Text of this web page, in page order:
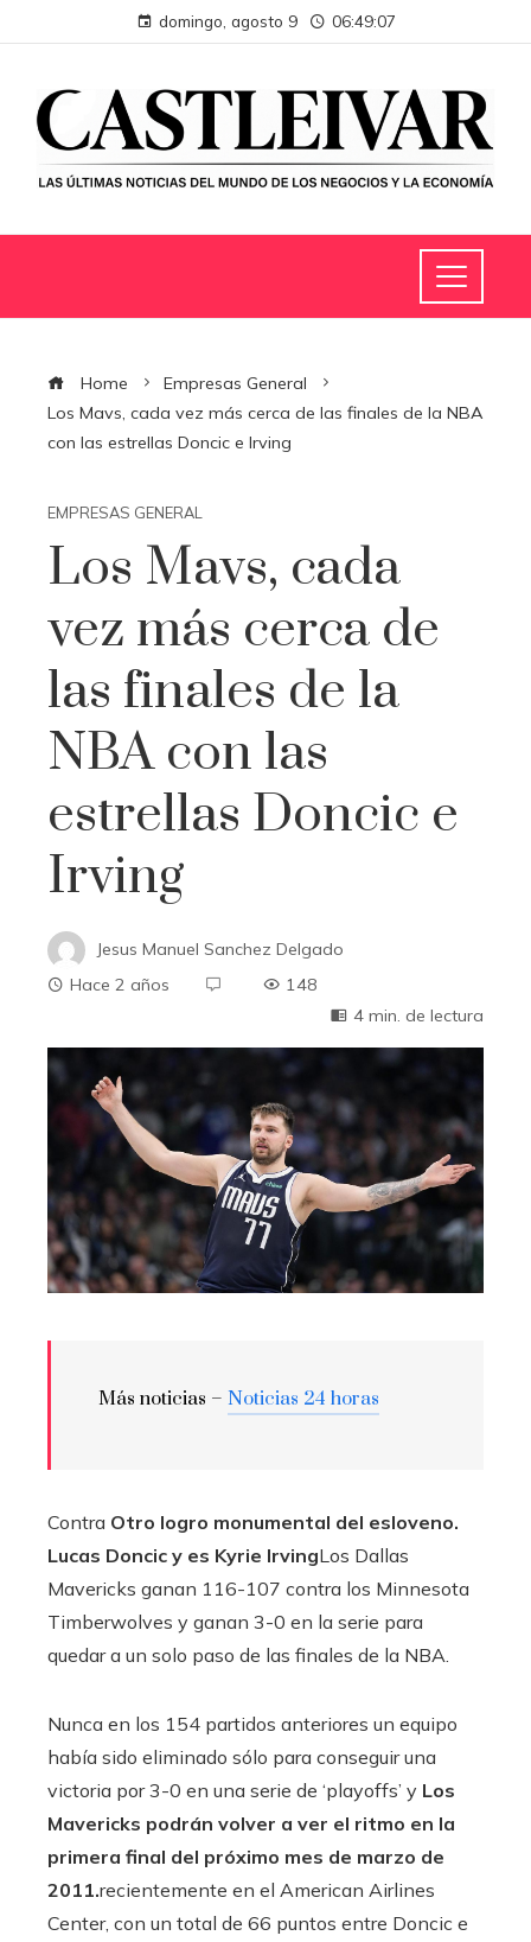
domingo, agosto 9 06:49:08
Home
Empresas General
Los Mavs, cada vez más cerca de las finales de la NBA
con las estrellas Doncic e Irving
EMPRESAS GENERAL
Los Mavs, cada
vez más cerca de
las finales de la
NBA con las
estrellas Doncic e
Irving
Jesus Manuel Sanchez Delgado
Hace 2 años
148
4 min. de lectura
Más noticias – Noticias 24 horas
Contra Otro logro monumental del esloveno.
Lucas Doncic y es Kyrie IrvingLos Dallas
Mavericks ganan 116-107 contra los Minnesota
Timberwolves y ganan 3-0 en la serie para
quedar a un solo paso de las finales de la NBA.
Nunca en los 154 partidos anteriores un equipo
había sido eliminado sólo para conseguir una
victoria por 3-0 en una serie de ‘playoffs’ y Los
Mavericks podrán volver a ver el ritmo en la
primera final del próximo mes de marzo de
2011.recientemente en el American Airlines
Center, con un total de 66 puntos entre Doncic e